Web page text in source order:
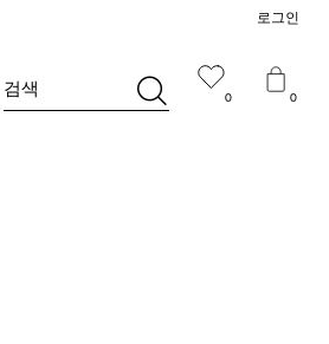
0 0
검색
로그인